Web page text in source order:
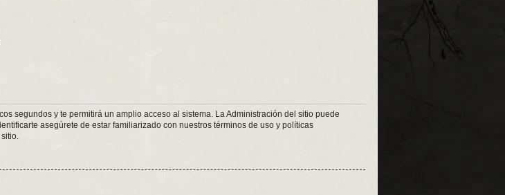
segundos y te permitirá un amplio acceso al sistema. La Administración del sitio puede
asegúrete de estar familiarizado con nuestros términos de uso y políticas